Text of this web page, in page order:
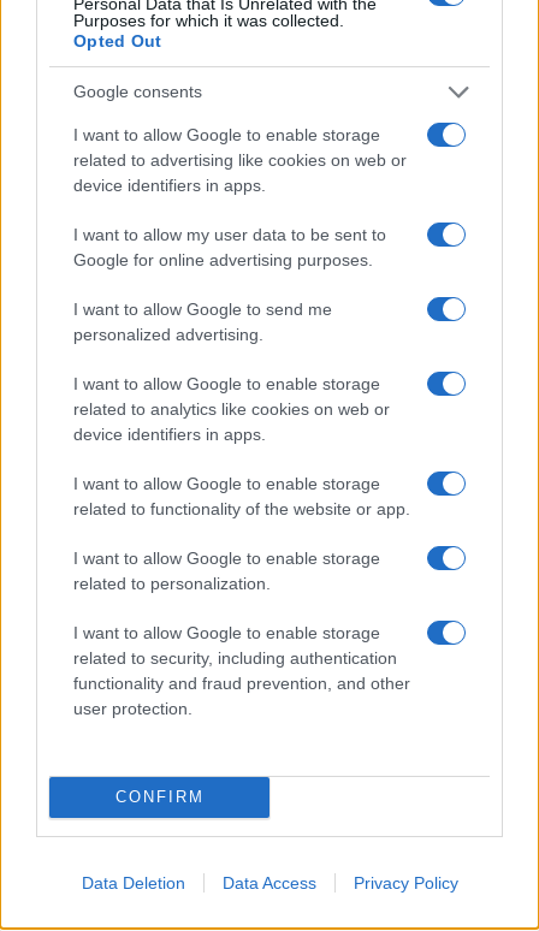
Purposes for which it was collected.
Opted Out
Google consents
I want to allow Google to enable storage
related to advertising like cookies on web or
device identifiers in apps.
I want to allow my user data to be sent to
Google for online advertising purposes.
I want to allow Google to send me
personalized advertising.
I want to allow Google to enable storage
related to analytics like cookies on web or
device identifiers in apps.
I want to allow Google to enable storage
related to functionality of the website or app.
I want to allow Google to enable storage
related to personalization.
I want to allow Google to enable storage
related to security, including authentication
functionality and fraud prevention, and other
user protection.
CONFIRM
Data Deletion Data Access Privacy Policy
A Baranya vármegyei Sellyén kedden 24,1 Celsius-fokig
emelkedett a hőmérséklet március 14-én, ezzel pedig megdőlt a
Szentgotthárdon 66 évvel ezelőtt mért napi legmagasabb
maximumhőmérséklet rekordja - írta az Országos Meteorológiai
Szolgálat a honlapján szerdán.
fok feletti értékeket is mértek - közölte az Országos